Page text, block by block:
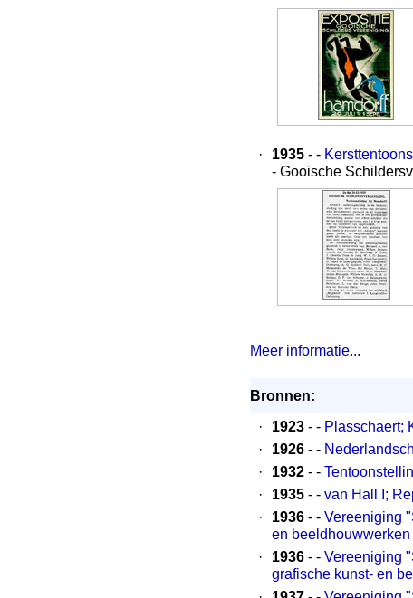
· 1935 - -
- Gooische
Meer informatie...
Bronnen:
·
1923 - - Plasschaert;
·
1926 - -
·
1932 - -
·
1935 - - van Hall I;
·
1936 - - Vereeniging
en beeldhouwwerken
·
1936 - - Vereeniging
grafische kunst- en